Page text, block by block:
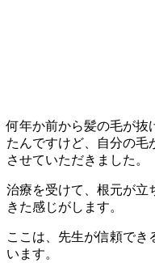
何年か前から髪の毛が抜
たんですけど、自分の毛
させていただきました。
治療を受けて、根元が立
きた感じがします。
ここは、先生が信頼でき
います。